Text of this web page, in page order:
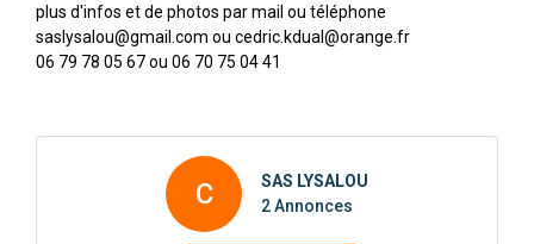
plus d'infos et de photos par mail ou téléphone
saslysalou@gmail.com ou cedric.kdual@orange.fr
06 79 78 05 67 ou 06 70 75 04 41
C
SAS LYSALOU
2 Annonces